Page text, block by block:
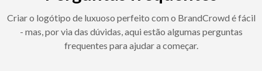
Criar o logótipo de luxuoso perfeito com o BrandCrowd é fácil
- mas, por via das dúvidas, aqui estão algumas perguntas
frequentes para ajudar a começar.